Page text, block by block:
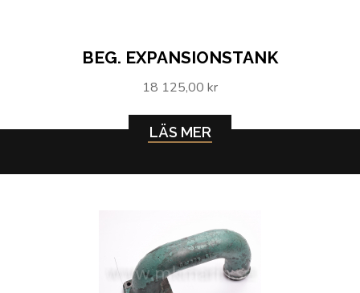
BEG. EXPANSIONSTANK
18 125,00 kr
LÄS MER